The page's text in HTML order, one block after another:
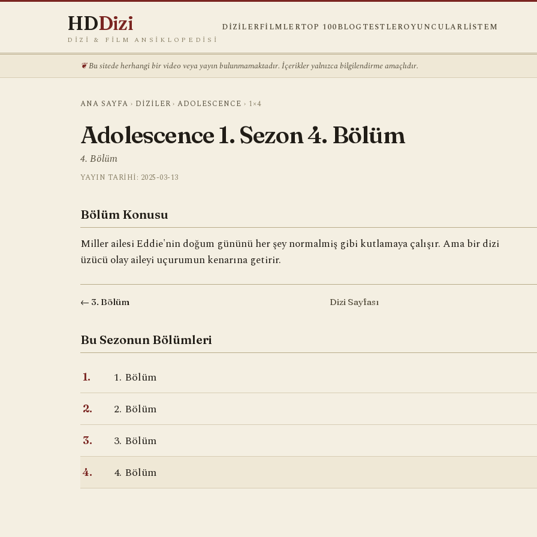
HDDizi
DIZI & FILM ANSIKLOPEDISI
DIZILERFILMLERTOP 100BLOGTESTLEROYUNCULARLISTEM
Bu sitede herhangi bir video veya yayın bulunmamaktadır. İçerikler yalnızca bilgilendirme amaçlıdır.
ANA SAYFA › DIZILER ›ADOLESCENCE › 1×4
Adolescence 1. Sezon 4. Bölüm
4. Bölüm
YAYIN TARIHI: 2025-03-13
Bölüm Konusu
Miller ailesi Eddie'nin doğum gününü her şey normalmiş gibi kutlamaya çalışır. Ama bir dizi
üzücü olay aileyi uçurumun kenarına getirir.
← 3. Bölüm Dizi Sayfası
Bu Sezonun Bölümleri
1. 1. Bölüm
2. 2. Bölüm
3. 3. Bölüm
4. 4. Bölüm